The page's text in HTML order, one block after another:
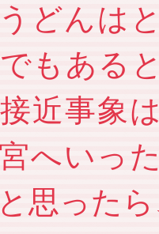
どんは
もある
近事象
へいっ
思った